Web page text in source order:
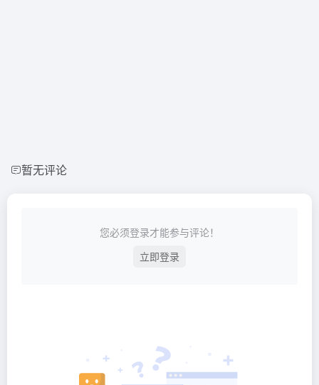
暂无评论
您必须登录才能参与评论！
立即登录